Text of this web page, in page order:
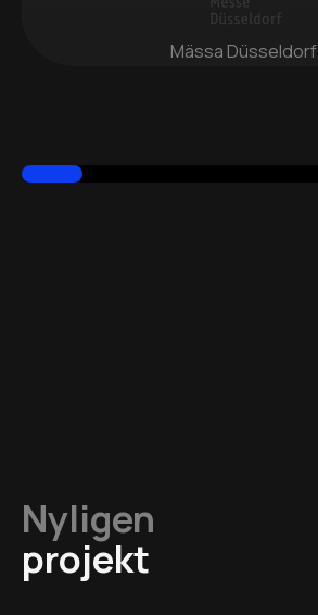
Mässa Düsseldorf
Nyligen
projekt